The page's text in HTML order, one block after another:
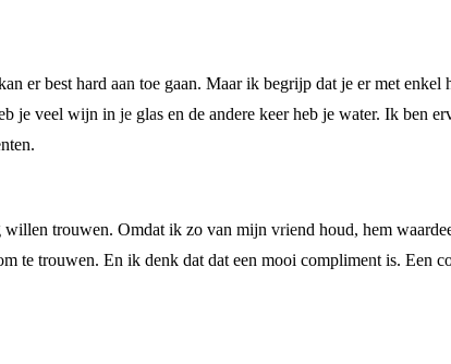
er best hard aan toe gaan. Maar ik begrijp dat je er met
je veel wijn in je glas en de andere keer heb je water. Ik ben
trouwen. Omdat ik zo van mijn vriend houd, hem
te trouwen. En ik denk dat dat een mooi compliment is. Een